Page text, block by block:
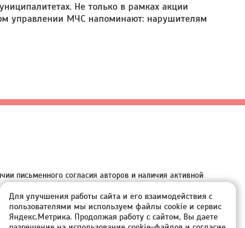
Не только в рамках акции
управлении МЧС напоминают: нарушителям
письменного согласия авторов и наличия активной
Для улучшения работы сайта и его взаимодействия с
пользователями мы используем файлы cookie и сервис
Яндекс.Метрика. Продолжая работу с сайтом, Вы даете